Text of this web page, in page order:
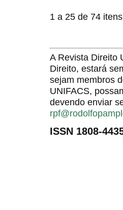
1 a 25 de 74
A Revista Direito
Direito, estará
sejam membros
UNIFACS,
devendo enviar
ISSN 1808-